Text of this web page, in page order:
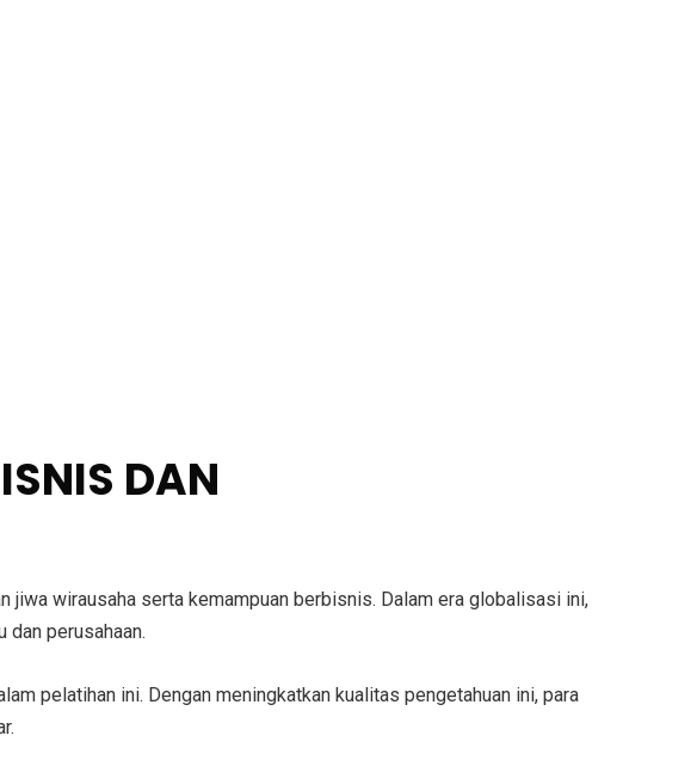
DAN
wirausaha serta kemampuan berbisnis. Dalam era globalisasi ini,
perusahaan.
pelatihan ini. Dengan meningkatkan kualitas pengetahuan ini, para